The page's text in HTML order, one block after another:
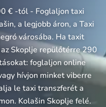
€ -tól - Foglaljon taxi
a legjobb áron, a Taxi
városába. Ha taxit
Skoplje repülőtérre 290
foglaljon online
hívjon minket viberre
le taxi transzferét a
Kolašin Skoplje felé.